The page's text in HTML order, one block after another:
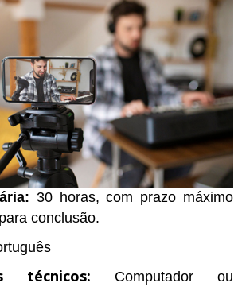
30 horas, com prazo máximo
conclusão.
técnicos:
Computador ou